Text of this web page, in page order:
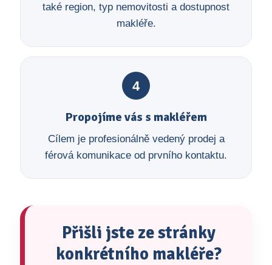
také region, typ nemovitosti a dostupnost
makléře.
4
Propojíme vás s makléřem
Cílem je profesionálně vedený prodej a
férová komunikace od prvního kontaktu.
Přišli jste ze stránky
konkrétního makléře?